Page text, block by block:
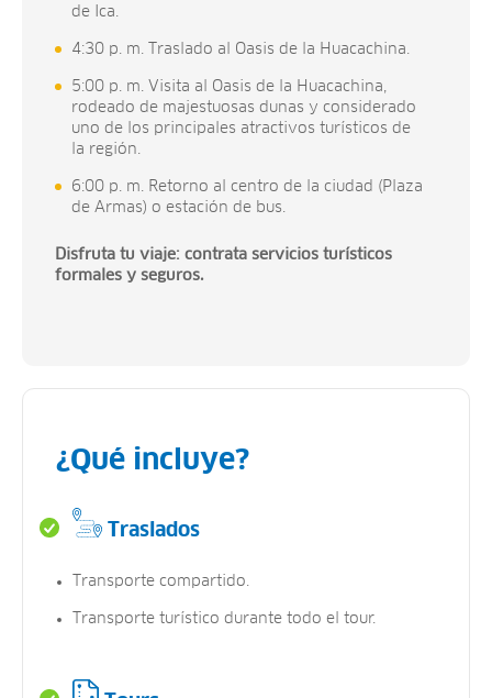
de Ica.
4:30 p. m. Traslado al Oasis de la Huacachina.
5:00 p. m. Visita al Oasis de la Huacachina,
rodeado de majestuosas dunas y considerado
uno de los principales atractivos turísticos de
la región.
6:00 p. m. Retorno al centro de la ciudad (Plaza
de Armas) o estación de bus.
Disfruta tu viaje: contrata servicios turísticos
formales y seguros.
¿Qué incluye?
Traslados
Transporte compartido.
Transporte turístico durante todo el tour.